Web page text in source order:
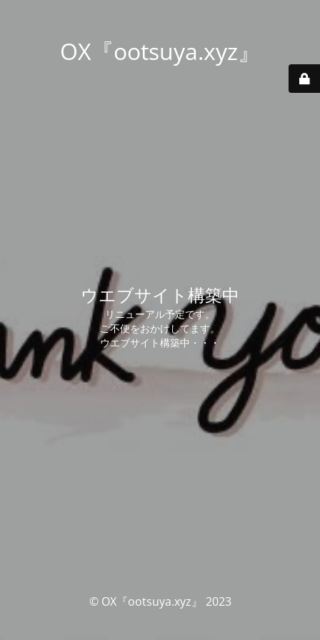
OX『ootsuya.xyz』
ウエブサイト構築中
リニューアル予定です。
ご不便をおかけしてます。
ウエブサイト構築中・・・
© OX『ootsuya.xyz』 2023